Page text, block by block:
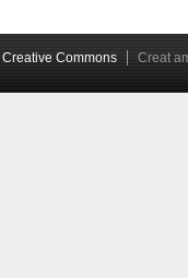
Creative Commons Creat